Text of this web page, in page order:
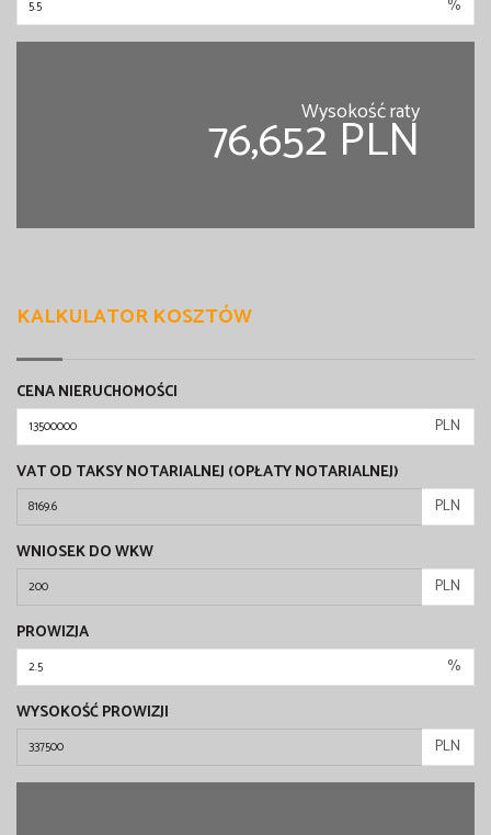
%
Wysokość raty
76,652 PLN
KALKULATOR KOSZTÓW
CENA NIERUCHOMOŚCI
PLN
VAT OD TAKSY NOTARIALNEJ (OPŁATY NOTARIALNEJ)
PLN
WNIOSEK DO WKW
PLN
PROWIZJA
%
WYSOKOŚĆ PROWIZJI
PLN